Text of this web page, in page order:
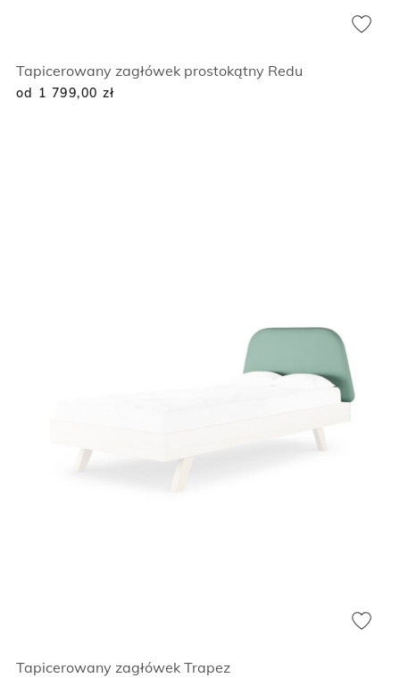
Tapicerowany zagłówek prostokątny Redu
od 1 799,00 zł
Tapicerowany zagłówek Trapez